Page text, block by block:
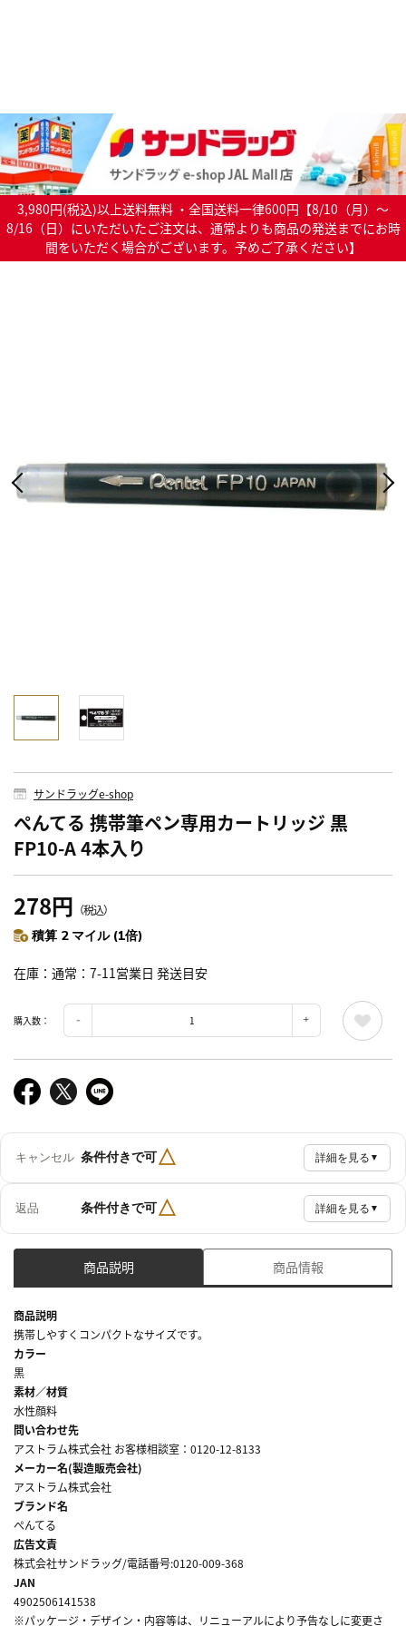
3,980円(税込)以上送料無料 ・全国送料一律600円【8/10（月）～
8/16（日）にいただいたご注文は、通常よりも商品の発送までにお時
間をいただく場合がございます。予めご了承ください】
サンドラッグe-shop
ぺんてる 携帯筆ペン専用カートリッジ 黒
FP10-A 4本入り
278円 （税込）
積算 2 マイル (1倍)
在庫 通常：7-11営業日 発送目安
購入数：
キャンセル 条件付きで可△ 詳細を見る ▼
返品 条件付きで可△ 詳細を見る ▼
商品説明 商品情報
商品説明
携帯しやすくコンパクトなサイズです。
カラー
黒
素材／材質
水性顔料
問い合わせ先
アストラム株式会社 お客様相談室：0120-12-8133
メーカー名(製造販売会社)
アストラム株式会社
ブランド名
ぺんてる
広告文責
株式会社サンドラッグ/電話番号:0120-009-368
JAN
4902506141538
※パッケージ・デザイン・内容等は、リニューアルにより予告なしに変更さ